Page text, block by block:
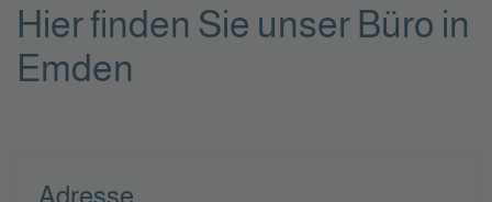
Hier finden Sie unser Büro in
Emden